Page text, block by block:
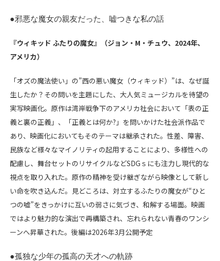
●邪悪な魔女の親友だった、嘘つきな私の話
『ウィキッド ふたりの魔女』（ジョン・ M ・チュウ、 2024年、
アメリカ）
「オズの魔法使い」の”西の悪い魔女（ウィキッド）”は、なぜ誕
生したか？その問いを主題にした、大人気ミュージカルを待望の
実写映画化。原作は湾岸戦争下のアメリカ社会において「表の正
義と裏の正義」、「正義とは何か? 」を問いかけた社会派作品で
あり、映画化においてもそのテーマは継承された。性差、障害、
民族など様々なマイノリティの起用することにより、多様性への
配慮し、舞台セットのリサイクルなどSDG ｓにも注力し現代的な
視点を取り入れた。原作の精神を受け継ぎながら映像として新し
い命を吹き込んだ。見どころは、対立するふたりの魔女が“ひと
つの嘘”をきっかけに互いの弱さに気づき、和解する場面。映画
ではより魅力的な演出で再構築され、忘れられない青春のワンシ
ーンへ昇華された。後編は2026年3月公開予定
●孤独な少年の孤高の天才への軌跡